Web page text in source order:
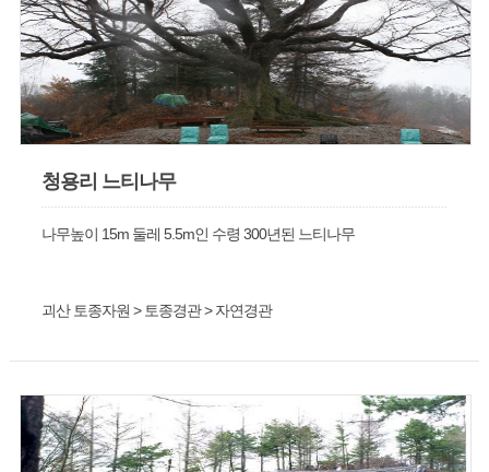
청용리 느티나무
나무높이 15m 둘레 5.5m인 수령 300년된 느티나무
괴산 토종자원 > 토종경관 > 자연경관